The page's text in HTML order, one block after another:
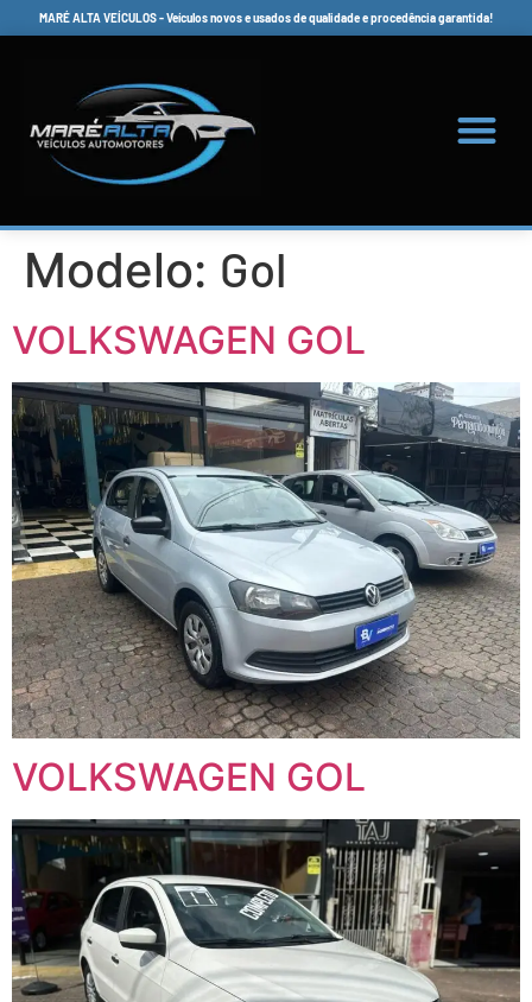
MARÉ ALTA VEÍCULOS - Veículos novos e usados de qualidade e procedência garantida!
Modelo: Gol
VOLKSWAGEN GOL
VOLKSWAGEN GOL